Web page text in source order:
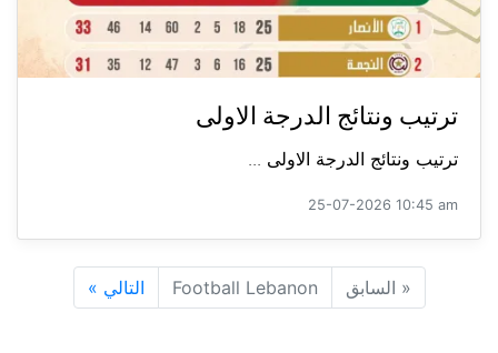
ترتيب ونتائج الدرجة الاولى
ترتيب ونتائج الدرجة الاولى ...
25-07-2026 10:45 am
« السابق Football Lebanon التالي »